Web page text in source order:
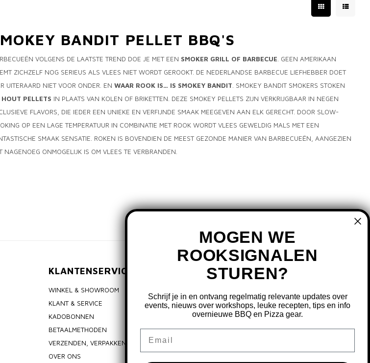
BANDIT PELLET BBQ'S
VOLGENS DE LAATSTE TREND DOE JE MET EEN SMOKER GRILL OF BARBECUE. GEEN AMERIKAAN
ZICHZELF NOG SERIEUS ALS VLEES NIET WORDT GEROOKT. DE NEDERLANDSE BARBECUE LIEFHEBBER DOET
UITERAARD NIET VOOR ONDER. EN WAAR ROOK IS… IS SMOKEY BANDIT. SMOKEY BANDIT SMOKERS STOKEN
HOUT PELLETS IN PLAATS VAN KOLEN OF BRIKETTEN. DEZE SMOKEY PELLETS ZIJN VERKRIJGBAAR IN NEGEN
FLAVORS, DIE IEDER EEN UNIEKE EN VERFIJNDE SMAAK MEEGEVEN AAN ELK GERECHT. DOOR SLOW-
OP EEN LAGE TEMPERATUUR IN COMBINATIE MET ROOK WORDT VLEES GEWELDIG MALS MET EEN
SMAAK SENSATIE. ROKEN IS BOVENDIEN DE MEEST GEZONDE MANIER VAN BARBECUEËN, AANGEZIEN
NAGENOEG ONMOGELIJK IS OM VLEES TE VERBRANDEN.
KLANTENSERVICE
WINKEL & SHOWROOM
KLANT & SERVICE
KADOBONNEN
BETAALMETHODEN
VERZENDEN, VERPAKKEN & RETOURNEREN
OVER ONS
MIJN ACCOUNT
MIJN BESTELLINGEN
MIJN TICKETS
MIJN VERLANGLIJST
MOGEN WE
ROOKSIGNALEN
STUREN?
Schrijf je in en ontvang regelmatig relevante updates over
events, nieuws over workshops, leuke recepten, tips en info
overnieuwe BBQ en Pizza gear.